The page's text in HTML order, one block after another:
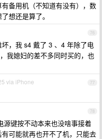
备用机（不知道有没有），数
想还是算了。
76
，我 s4 戴了 3 、4 年除了电
我媳妇的差不多同时买的，也
77
via iPhone
78
键按不动本来也没啥事接着
可能就再也开不了机，只能去